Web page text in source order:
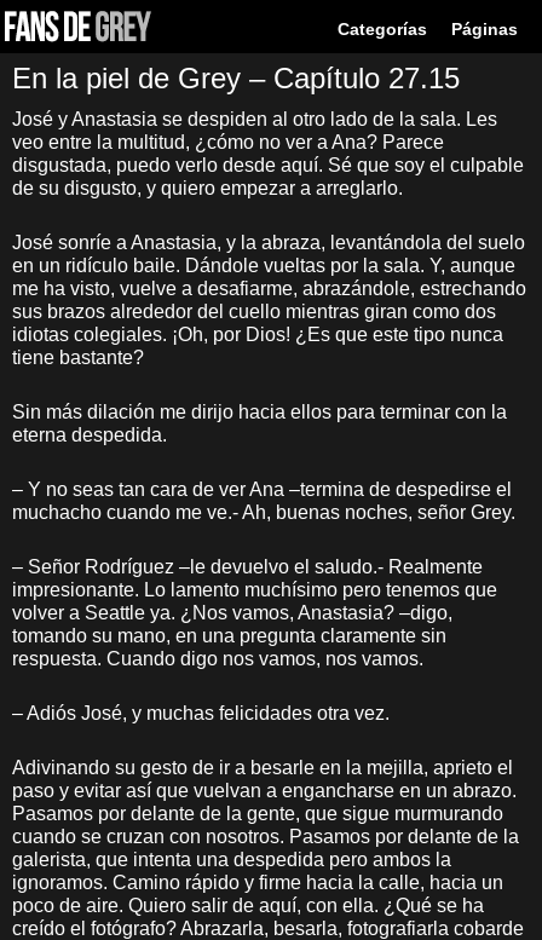
Categorías Páginas
En la piel de Grey – Capítulo 27.15
José y Anastasia se despiden al otro lado de la sala. Les
veo entre la multitud, ¿cómo no ver a Ana? Parece
disgustada, puedo verlo desde aquí. Sé que soy el culpable
de su disgusto, y quiero empezar a arreglarlo.
José sonríe a Anastasia, y la abraza, levantándola del suelo
en un ridículo baile. Dándole vueltas por la sala. Y, aunque
me ha visto, vuelve a desafiarme, abrazándole, estrechando
sus brazos alrededor del cuello mientras giran como dos
idiotas colegiales. ¡Oh, por Dios! ¿Es que este tipo nunca
tiene bastante?
Sin más dilación me dirijo hacia ellos para terminar con la
eterna despedida.
– Y no seas tan cara de ver Ana –termina de despedirse el
muchacho cuando me ve.- Ah, buenas noches, señor Grey.
– Señor Rodríguez –le devuelvo el saludo.- Realmente
impresionante. Lo lamento muchísimo pero tenemos que
volver a Seattle ya. ¿Nos vamos, Anastasia? –digo,
tomando su mano, en una pregunta claramente sin
respuesta. Cuando digo nos vamos, nos vamos.
– Adiós José, y muchas felicidades otra vez.
Adivinando su gesto de ir a besarle en la mejilla, aprieto el
paso y evitar así que vuelvan a engancharse en un abrazo.
Pasamos por delante de la gente, que sigue murmurando
cuando se cruzan con nosotros. Pasamos por delante de la
galerista, que intenta una despedida pero ambos la
ignoramos. Camino rápido y firme hacia la calle, hacia un
poco de aire. Quiero salir de aquí, con ella. ¿Qué se ha
creído el fotógrafo? Abrazarla, besarla, fotografiarla cobarde